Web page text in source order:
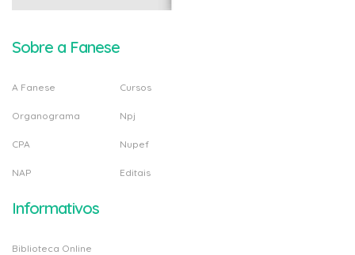
Sobre a Fanese
A Fanese
Organograma
CPA
NAP
Cursos
Npj
Nupef
Editais
Informativos
Biblioteca Online